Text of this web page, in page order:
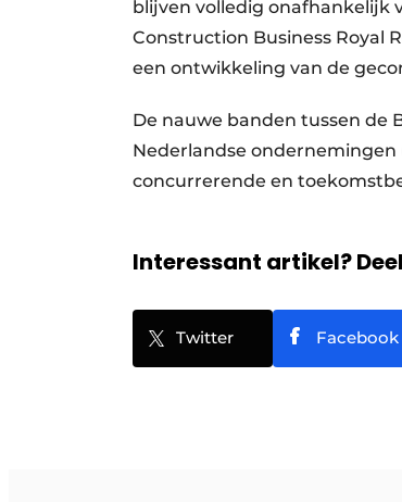
blijven volledig onafhankelijk
Construction Business Royal
een ontwikkeling van de
De nauwe banden tussen de
Nederlandse ondernemingen
concurrerende en
Interessant artikel?
Twitter Facebook